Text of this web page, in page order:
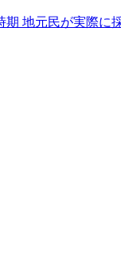
期 地元民が実際に